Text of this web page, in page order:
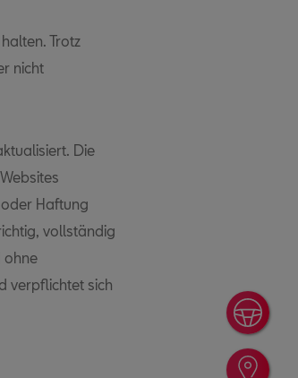
Trotz
nicht
Die
Haftung
vollständig
ohne
verpflichtet sich